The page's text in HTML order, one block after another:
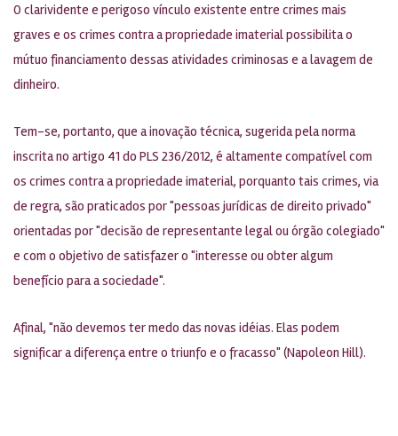
O clarividente e perigoso vínculo existente entre crimes mais
graves e os crimes contra a propriedade imaterial possibilita o
mútuo financiamento dessas atividades criminosas e a lavagem de
dinheiro.
Tem-se, portanto, que a inovação técnica, sugerida pela norma
inscrita no artigo 41 do PLS 236/2012, é altamente compatível com
os crimes contra a propriedade imaterial, porquanto tais crimes, via
de regra, são praticados por "pessoas jurídicas de direito privado"
orientadas por "decisão de representante legal ou órgão colegiado"
e com o objetivo de satisfazer o "interesse ou obter algum
benefício para a sociedade".
Afinal, "não devemos ter medo das novas idéias. Elas podem
significar a diferença entre o triunfo e o fracasso" (Napoleon Hill).